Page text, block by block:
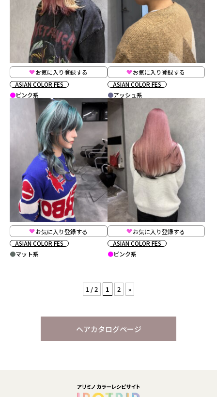
お気に入り登録する
ASIAN COLOR FES
ピンク系
お気に入り登録する
ASIAN COLOR FES
アッシュ系
お気に入り登録する
ASIAN COLOR FES
マット系
お気に入り登録する
ASIAN COLOR FES
ピンク系
1 / 2 1 2 »
ヘアカタログページ